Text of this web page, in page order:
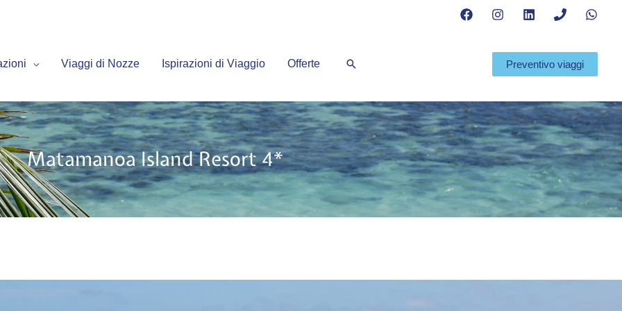
Viaggi di Nozze Ispirazioni di Viaggio Offerte Cerca Preventivo viaggi
Matamanoa Island Resort 4*